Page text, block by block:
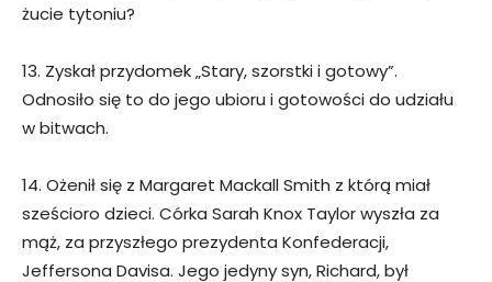
żucie tytoniu?
13. Zyskał przydomek „Stary, szorstki i gotowy”.
Odnosiło się to do jego ubioru i gotowości do udziału
w bitwach.
14. Ożenił się z Margaret Mackall Smith z którą miał
sześcioro dzieci. Córka Sarah Knox Taylor wyszła za
mąż, za przyszłego prezydenta Konfederacji,
Jeffersona Davisa. Jego jedyny syn, Richard, był